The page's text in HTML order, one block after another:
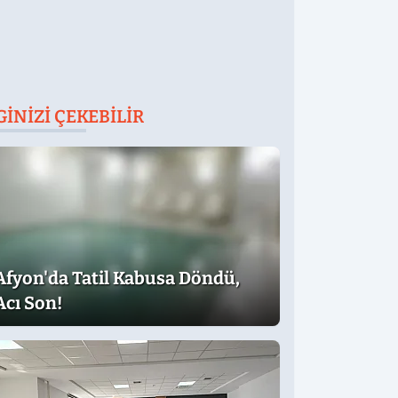
ÇEKEBILIR
Tatil Kabusa Döndü,
Son!